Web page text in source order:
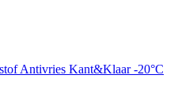
Antivries Kant&Klaar -20°C